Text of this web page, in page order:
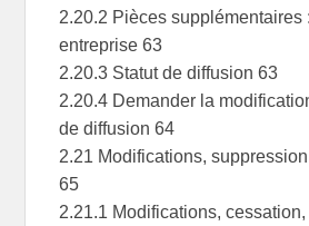
2.20.2 Pièces supplémentaires
entreprise 63
2.20.3 Statut de diffusion 63
2.20.4 Demander la
de diffusion 64
2.21 Modifications,
65
2.21.1 Modifications, cessation,